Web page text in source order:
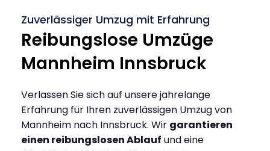
Zuverlässiger Umzug mit Erfahrung
Reibungslose Umzüge
Mannheim Innsbruck
Verlassen Sie sich auf unsere jahrelange
Erfahrung für Ihren zuverlässigen Umzug von
Mannheim nach Innsbruck. Wir garantieren
einen reibungslosen Ablauf und eine